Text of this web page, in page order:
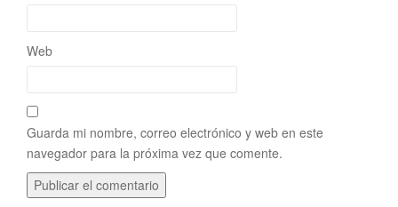
Web
Guarda mi nombre, correo electrónico y web en este
navegador para la próxima vez que comente.